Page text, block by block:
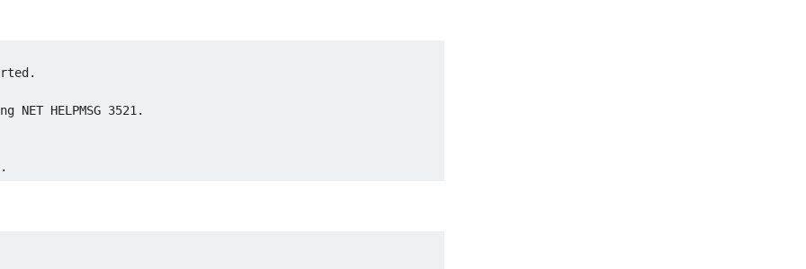
HELPMSG 3521.